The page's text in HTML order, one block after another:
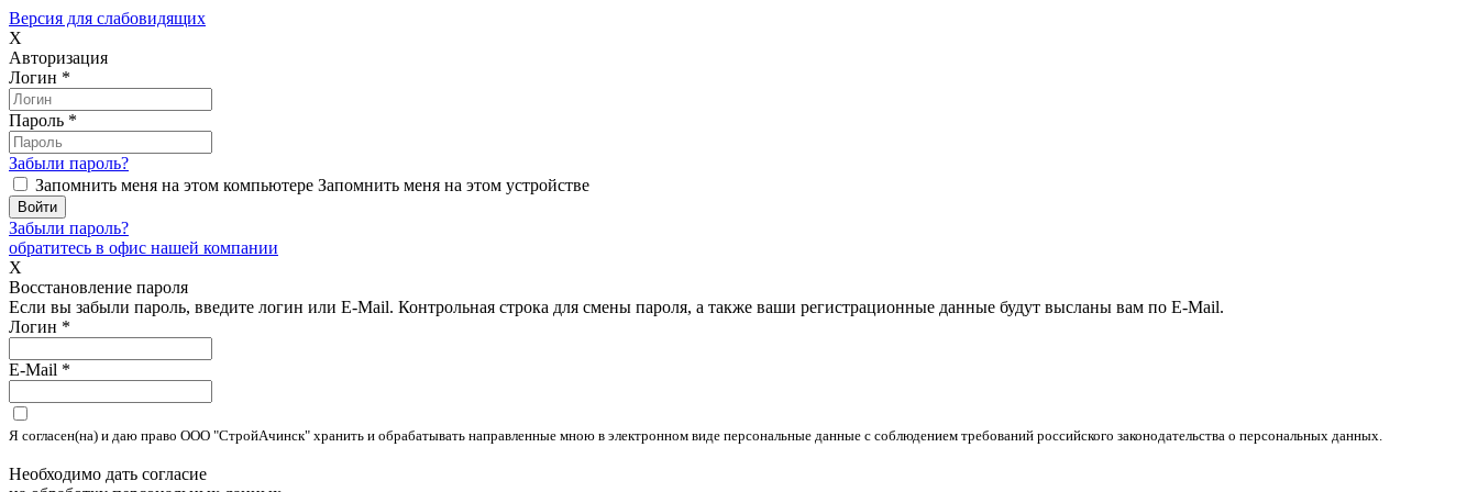
Версия для слабовидящих
X
Авторизация
Логин *
Пароль *
Забыли пароль?
Запомнить меня на этом компьютере Запомнить меня на этом устройстве
Забыли пароль?
обратитесь в офис нашей компании
X
Восстановление пароля
Если вы забыли пароль, введите логин или E-Mail. Контрольная строка для смены пароля, а также ваши регистрационные данные будут высланы вам по E-Mail.
Логин *
E-Mail *
Я согласен(на) и даю право ООО "СтройАчинск" хранить и обрабатывать направленные мною в электронном виде персональные данные с соблюдением требований российского законодательства о персональных данных.
Необходимо дать согласие